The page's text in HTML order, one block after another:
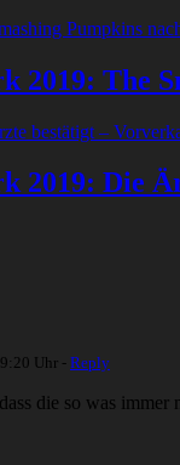
2019: The
2019: Die
Uhr -Reply
die so was